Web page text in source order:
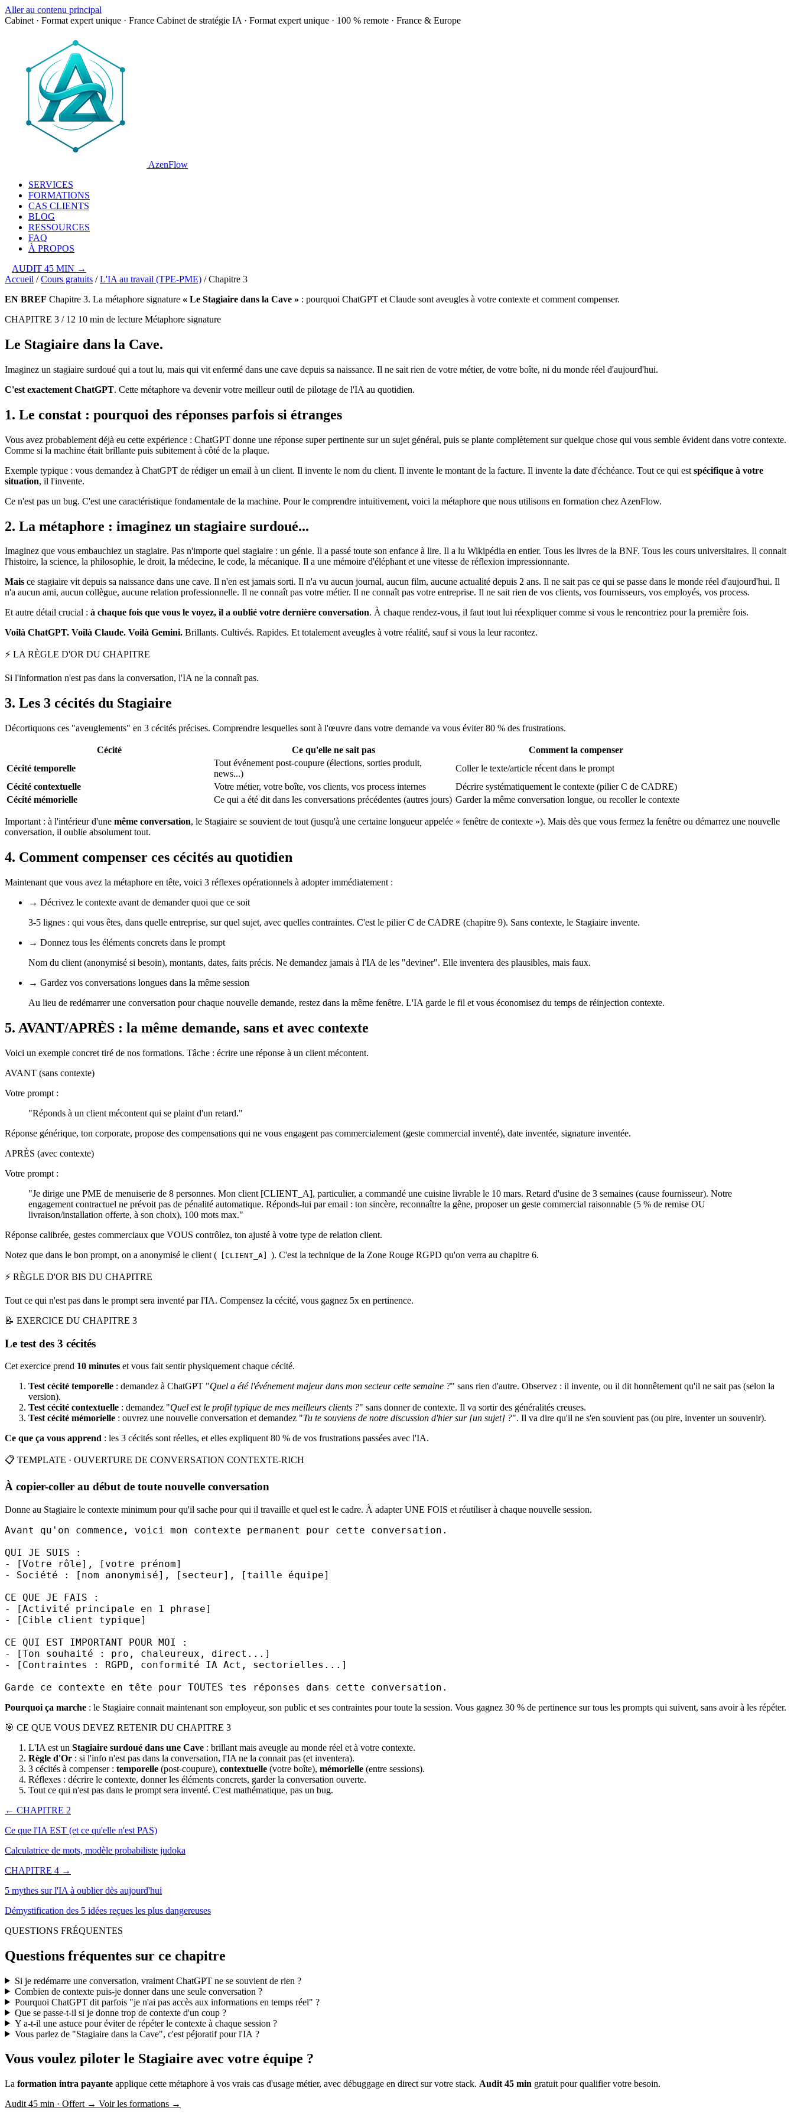
Aller au contenu principal
Cabinet · Format expert unique · France Cabinet de stratégie IA · Format expert unique · 100 % remote · France & Europe
AzenFlow
SERVICES
FORMATIONS
CAS CLIENTS
BLOG
RESSOURCES
FAQ
À PROPOS
AUDIT 45 MIN →
Accueil / Cours gratuits / L'IA au travail (TPE-PME) / Chapitre 3
EN BREF Chapitre 3. La métaphore signature « Le Stagiaire dans la Cave » : pourquoi ChatGPT et Claude sont aveugles à votre contexte et comment compenser.
CHAPITRE 3 / 12 10 min de lecture Métaphore signature
Le Stagiaire dans la Cave.
Imaginez un stagiaire surdoué qui a tout lu, mais qui vit enfermé dans une cave depuis sa naissance. Il ne sait rien de votre métier, de votre boîte, ni du monde réel d'aujourd'hui.
C'est exactement ChatGPT. Cette métaphore va devenir votre meilleur outil de pilotage de l'IA au quotidien.
1. Le constat : pourquoi des réponses parfois si étranges
Vous avez probablement déjà eu cette expérience : ChatGPT donne une réponse super pertinente sur un sujet général, puis se plante complètement sur quelque chose qui vous semble évident dans votre contexte.
Comme si la machine était brillante puis subitement à côté de la plaque.
Exemple typique : vous demandez à ChatGPT de rédiger un email à un client. Il invente le nom du client. Il invente le montant de la facture. Il invente la date d'échéance. Tout ce qui est spécifique à votre
situation, il l'invente.
Ce n'est pas un bug. C'est une caractéristique fondamentale de la machine. Pour le comprendre intuitivement, voici la métaphore que nous utilisons en formation chez AzenFlow.
2. La métaphore : imaginez un stagiaire surdoué...
Imaginez que vous embauchiez un stagiaire. Pas n'importe quel stagiaire : un génie. Il a passé toute son enfance à lire. Il a lu Wikipédia en entier. Tous les livres de la BNF. Tous les cours universitaires. Il connait
l'histoire, la science, la philosophie, le droit, la médecine, le code, la mécanique. Il a une mémoire d'éléphant et une vitesse de réflexion impressionnante.
Mais ce stagiaire vit depuis sa naissance dans une cave. Il n'en est jamais sorti. Il n'a vu aucun journal, aucun film, aucune actualité depuis 2 ans. Il ne sait pas ce qui se passe dans le monde réel d'aujourd'hui. Il
n'a aucun ami, aucun collègue, aucune relation professionnelle. Il ne connaît pas votre métier. Il ne connaît pas votre entreprise. Il ne sait rien de vos clients, vos fournisseurs, vos employés, vos process.
Et autre détail crucial : à chaque fois que vous le voyez, il a oublié votre dernière conversation. À chaque rendez-vous, il faut tout lui réexpliquer comme si vous le rencontriez pour la première fois.
Voilà ChatGPT. Voilà Claude. Voilà Gemini. Brillants. Cultivés. Rapides. Et totalement aveugles à votre réalité, sauf si vous la leur racontez.
⚡ LA RÈGLE D'OR DU CHAPITRE
Si l'information n'est pas dans la conversation, l'IA ne la connaît pas.
3. Les 3 cécités du Stagiaire
Décortiquons ces "aveuglements" en 3 cécités précises. Comprendre lesquelles sont à l'œuvre dans votre demande va vous éviter 80 % des frustrations.
Cécité Ce qu'elle ne sait pas
Comment la compenser
Cécité temporelle
Tout événement post-coupure (élections, sorties produit,
news...)
Coller le texte/article récent dans le prompt
Cécité contextuelle
Votre métier, votre boîte, vos clients, vos process internes
Décrire systématiquement le contexte (pilier C de CADRE)
Cécité mémorielle
Ce qui a été dit dans les conversations précédentes (autres jours) Garder la même conversation longue, ou recoller le contexte
Important : à l'intérieur d'une même conversation, le Stagiaire se souvient de tout (jusqu'à une certaine longueur appelée « fenêtre de contexte »). Mais dès que vous fermez la fenêtre ou démarrez une nouvelle
conversation, il oublie absolument tout.
4. Comment compenser ces cécités au quotidien
Maintenant que vous avez la métaphore en tête, voici 3 réflexes opérationnels à adopter immédiatement :
→ Décrivez le contexte avant de demander quoi que ce soit
3-5 lignes : qui vous êtes, dans quelle entreprise, sur quel sujet, avec quelles contraintes. C'est le pilier C de CADRE (chapitre 9). Sans contexte, le Stagiaire invente.
→ Donnez tous les éléments concrets dans le prompt
Nom du client (anonymisé si besoin), montants, dates, faits précis. Ne demandez jamais à l'IA de les "deviner". Elle inventera des plausibles, mais faux.
→ Gardez vos conversations longues dans la même session
Au lieu de redémarrer une conversation pour chaque nouvelle demande, restez dans la même fenêtre. L'IA garde le fil et vous économisez du temps de réinjection contexte.
5. AVANT/APRÈS : la même demande, sans et avec contexte
Voici un exemple concret tiré de nos formations. Tâche : écrire une réponse à un client mécontent.
AVANT (sans contexte)
Votre prompt :
"Réponds à un client mécontent qui se plaint d'un retard."
Réponse générique, ton corporate, propose des compensations qui ne vous engagent pas commercialement (geste commercial inventé), date inventée, signature inventée.
APRÈS (avec contexte)
Votre prompt :
"Je dirige une PME de menuiserie de 8 personnes. Mon client [CLIENT_A], particulier, a commandé une cuisine livrable le 10 mars. Retard d'usine de 3 semaines (cause fournisseur). Notre
engagement contractuel ne prévoit pas de pénalité automatique. Réponds-lui par email : ton sincère, reconnaître la gêne, proposer un geste commercial raisonnable (5 % de remise OU
livraison/installation offerte, à son choix), 100 mots max."
Réponse calibrée, gestes commerciaux que VOUS contrôlez, ton ajusté à votre type de relation client.
Notez que dans le bon prompt, on a anonymisé le client (
[CLIENT_A] ). C'est la technique de la Zone Rouge RGPD qu'on verra au chapitre 6.
⚡ RÈGLE D'OR BIS DU CHAPITRE
Tout ce qui n'est pas dans le prompt sera inventé par l'IA. Compensez la cécité, vous gagnez 5x en pertinence.
📝 EXERCICE DU CHAPITRE 3
Le test des 3 cécités
Cet exercice prend 10 minutes et vous fait sentir physiquement chaque cécité.
Test cécité temporelle : demandez à ChatGPT "Quel a été l'événement majeur dans mon secteur cette semaine ?" sans rien d'autre. Observez : il invente, ou il dit honnêtement qu'il ne sait pas (selon la
version).
Test cécité contextuelle : demandez "Quel est le profil typique de mes meilleurs clients ?" sans donner de contexte. Il va sortir des généralités creuses.
Test cécité mémorielle : ouvrez une nouvelle conversation et demandez "Tu te souviens de notre discussion d'hier sur [un sujet] ?". Il va dire qu'il ne s'en souvient pas (ou pire, inventer un souvenir).
Ce que ça vous apprend : les 3 cécités sont réelles, et elles expliquent 80 % de vos frustrations passées avec l'IA.
📋 TEMPLATE · OUVERTURE DE CONVERSATION CONTEXTE-RICH
À copier-coller au début de toute nouvelle conversation
Donne au Stagiaire le contexte minimum pour qu'il sache pour qui il travaille et quel est le cadre. À adapter UNE FOIS et réutiliser à chaque nouvelle session.
Avant qu'on commence, voici mon contexte permanent pour cette conversation.
QUI JE SUIS :
- [Votre rôle], [votre prénom]
- Société : [nom anonymisé], [secteur], [taille équipe]
CE QUE JE FAIS :
- [Activité principale en 1 phrase]
- [Cible client typique]
CE QUI EST IMPORTANT POUR MOI :
- [Ton souhaité : pro, chaleureux, direct...]
- [Contraintes : RGPD, conformité IA Act, sectorielles...]
Garde ce contexte en tête pour TOUTES tes réponses dans cette conversation.
Pourquoi ça marche : le Stagiaire connait maintenant son employeur, son public et ses contraintes pour toute la session. Vous gagnez 30 % de pertinence sur tous les prompts qui suivent, sans avoir à les répéter.
🎯 CE QUE VOUS DEVEZ RETENIR DU CHAPITRE 3
L'IA est un Stagiaire surdoué dans une Cave : brillant mais aveugle au monde réel et à votre contexte.
Règle d'Or : si l'info n'est pas dans la conversation, l'IA ne la connait pas (et inventera).
3 cécités à compenser : temporelle (post-coupure), contextuelle (votre boîte), mémorielle (entre sessions).
Réflexes : décrire le contexte, donner les éléments concrets, garder la conversation ouverte.
Tout ce qui n'est pas dans le prompt sera inventé. C'est mathématique, pas un bug.
← CHAPITRE 2
Ce que l'IA EST (et ce qu'elle n'est PAS)
Calculatrice de mots, modèle probabiliste judoka
CHAPITRE 4 →
5 mythes sur l'IA à oublier dès aujourd'hui
Démystification des 5 idées reçues les plus dangereuses
QUESTIONS FRÉQUENTES
Questions fréquentes sur ce chapitre
Si je redémarre une conversation, vraiment ChatGPTne se souvient de rien ?
Combien de contexte puis-je donner dans une seule conversation ?
Pourquoi ChatGPTdit parfois "je n'ai pas accès aux informations en temps réel" ?
Que se passe-t-il si je donne trop de contexte d'un coup ?
Y a-t-il une astuce pour éviter de répéter le contexte à chaque session ?
Vous parlez de "Stagiaire dans la Cave", c'est péjoratif pour l'IA ?
Vous voulez piloter le Stagiaire avec votre équipe ?
La formation intra payante applique cette métaphore à vos vrais cas d'usage métier, avec débuggage en direct sur votre stack. Audit 45 min gratuit pour qualifier votre besoin.
Audit 45 min · Offert → Voir les formations →